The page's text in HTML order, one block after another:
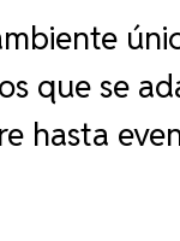
que se
hasta